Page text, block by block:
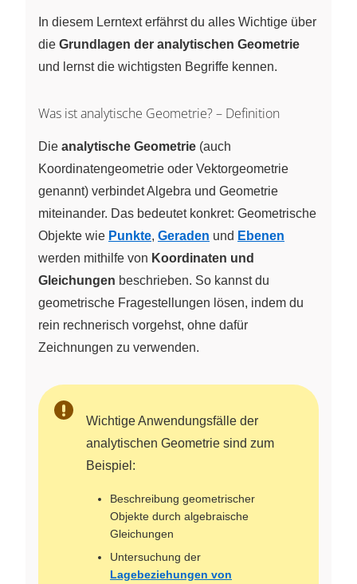
In diesem Lerntext erfährst du alles Wichtige über
die Grundlagen der analytischen Geometrie
und lernst die wichtigsten Begriffe kennen.
Was ist analytische Geometrie? – Definition
Die analytische Geometrie (auch
Koordinatengeometrie oder Vektorgeometrie
genannt) verbindet Algebra und Geometrie
miteinander. Das bedeutet konkret: Geometrische
Objekte wie Punkte, Geraden und Ebenen
werden mithilfe von Koordinaten und
Gleichungen beschrieben. So kannst du
geometrische Fragestellungen lösen, indem du
rein rechnerisch vorgehst, ohne dafür
Zeichnungen zu verwenden.
Wichtige Anwendungsfälle der
analytischen Geometrie sind zum
Beispiel:
Beschreibung geometrischer
Objekte durch algebraische
Gleichungen
Untersuchung der
Lagebeziehungen von